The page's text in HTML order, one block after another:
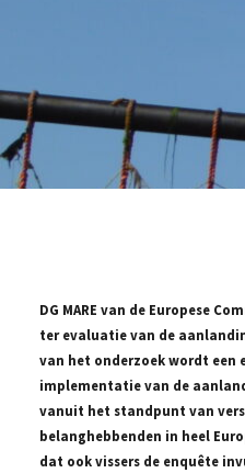
DG MARE van de Europese
ter evaluatie van de
van het onderzoek wordt een
implementatie van de
vanuit het standpunt van
belanghebbenden in heel
dat ook vissers de enquête